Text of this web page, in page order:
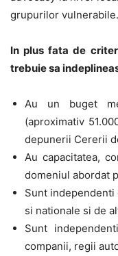
grupurilor vulnerabile.
In plus fata de
trebuie sa
Au un buget
(aproximativ
depunerii Cererii
Au capacitatea,
domeniul abordat
Sunt
si nationale si de
Sunt
companii, regii